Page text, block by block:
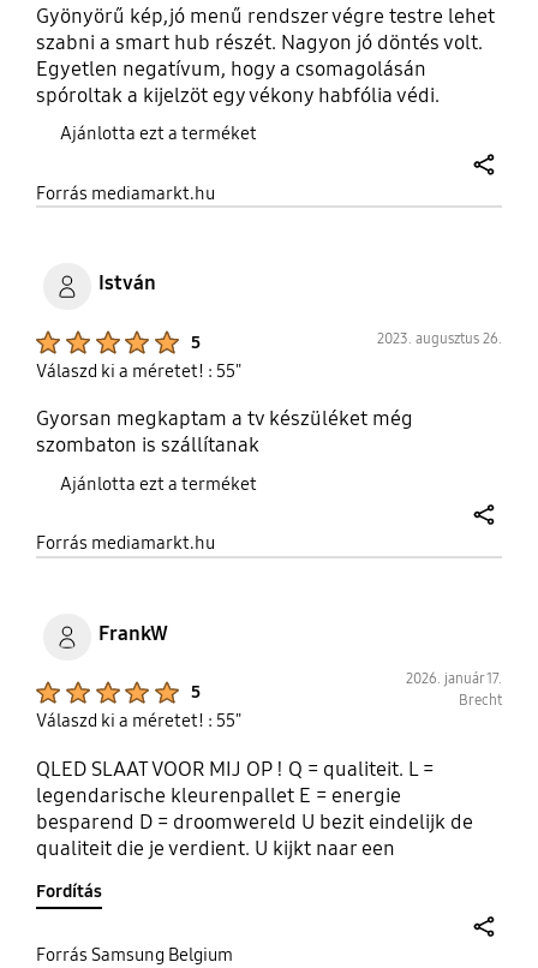
Gyönyörű kép,jó menű rendszer végre testre lehet
szabni a smart hub részét. Nagyon jó döntés volt.
Egyetlen negatívum, hogy a csomagolásán
spóroltak a kijelzöt egy vékony habfólia védi.
Ajánlotta ezt a terméket
Forrás mediamarkt.hu
István
5 2023. augusztus 26.
Válaszd ki a méretet! : 55"
Gyorsan megkaptam a tv készüléket még
szombaton is szállítanak
Ajánlotta ezt a terméket
Forrás mediamarkt.hu
FrankW
5
2026. január 17.
Brecht
Válaszd ki a méretet! : 55"
QLED SLAAT VOOR MIJ OP ! Q = qualiteit. L =
legendarische kleurenpallet E = energie
besparend D = droomwereld U bezit eindelijk de
qualiteit die je verdient. U kijkt naar een
energie besparend is. U bent verdwaald in jouw
Fordítás
Forrás Samsung Belgium